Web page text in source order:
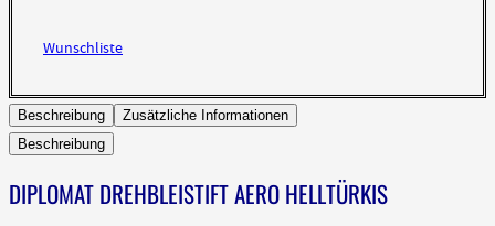
Wunschliste
Beschreibung
Zusätzliche Informationen
Beschreibung
DIPLOMAT DREHBLEISTIFT AERO HELLTÜRKIS